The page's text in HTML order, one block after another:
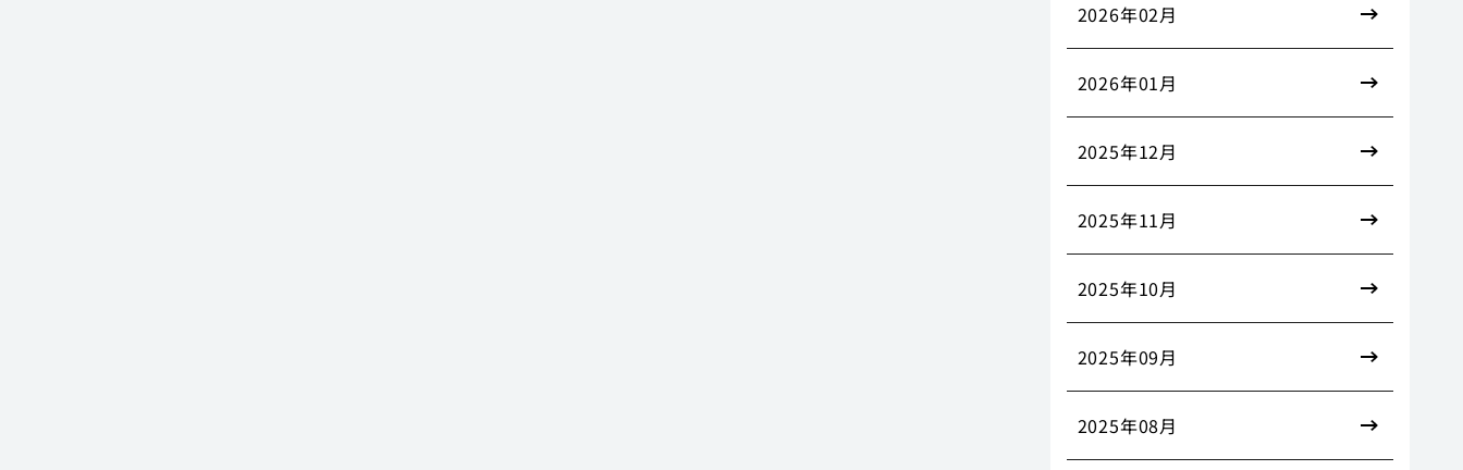
2026年02月
2026年01月
2025年12月
2025年11月
2025年10月
2025年09月
2025年08月